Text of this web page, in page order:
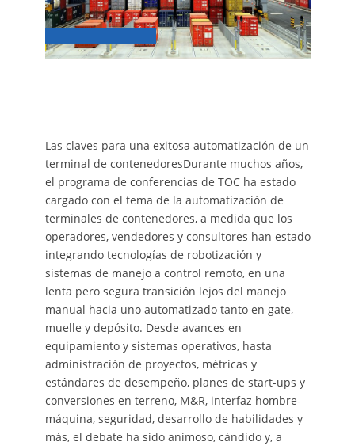
Las claves para una exitosa automatización de un
terminal de contenedoresDurante muchos años,
el programa de conferencias de TOC ha estado
cargado con el tema de la automatización de
terminales de contenedores, a medida que los
operadores, vendedores y consultores han estado
integrando tecnologías de robotización y
sistemas de manejo a control remoto, en una
lenta pero segura transición lejos del manejo
manual hacia uno automatizado tanto en gate,
muelle y depósito. Desde avances en
equipamiento y sistemas operativos, hasta
administración de proyectos, métricas y
estándares de desempeño, planes de start-ups y
conversiones en terreno, M&R, interfaz hombre-
máquina, seguridad, desarrollo de habilidades y
más, el debate ha sido animoso, cándido y, a